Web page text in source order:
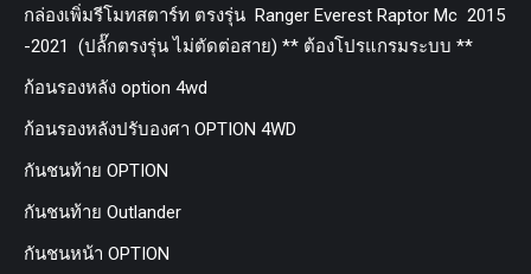
กล่องเพิ่มรีโมทสตาร์ท ตรงรุ่น Ranger Everest Raptor Mc 2015
-2021 (ปลั๊กตรงรุ่น ไม่ตัดต่อสาย) ** ต้องโปรแกรมระบบ **
ก้อนรองหลัง option 4wd
ก้อนรองหลังปรับองศา OPTION 4WD
กันชนท้าย OPTION
กันชนท้าย Outlander
กันชนหน้า OPTION